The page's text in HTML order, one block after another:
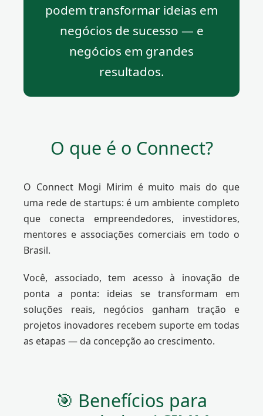
podem transformar ideias em
negócios de sucesso — e
negócios em grandes
resultados.
O que é o Connect?
O Connect Mogi Mirim é muito mais do que
uma rede de startups: é um ambiente completo
que conecta empreendedores, investidores,
mentores e associações comerciais em todo o
Brasil.
Você, associado, tem acesso à inovação de
ponta a ponta: ideias se transformam em
soluções reais, negócios ganham tração e
projetos inovadores recebem suporte em todas
as etapas — da concepção ao crescimento.
🎯 Benefícios para